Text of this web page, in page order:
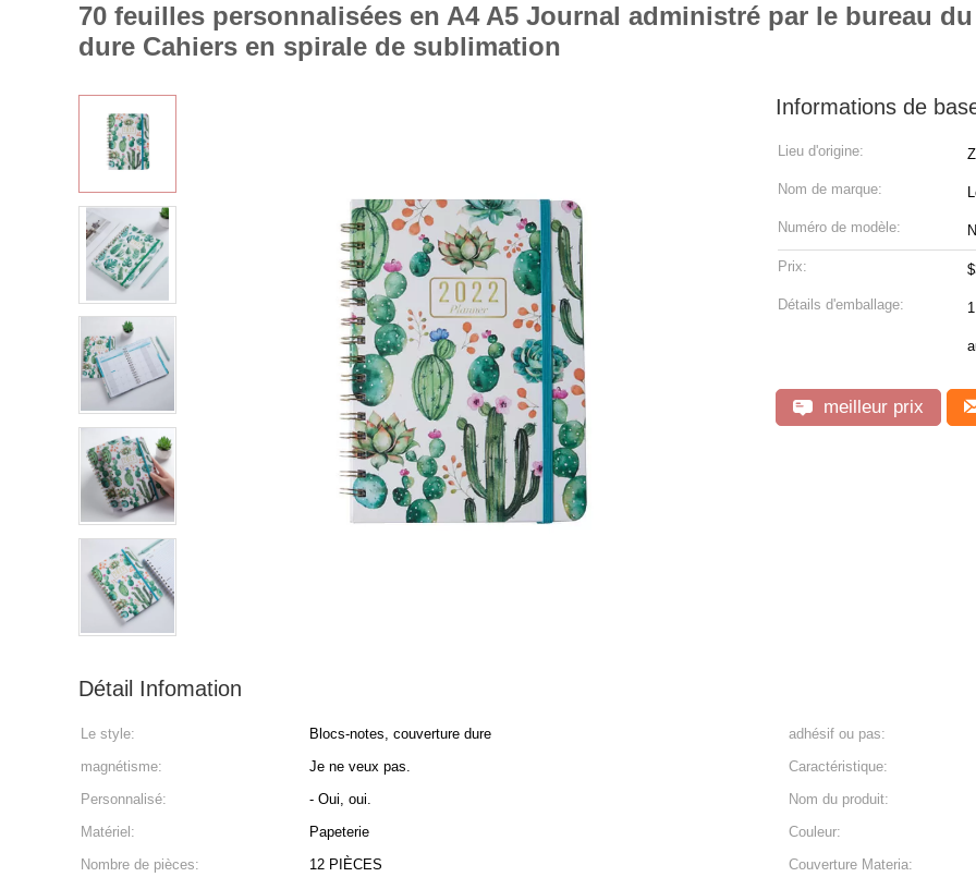
70 feuilles personnalisées en A4 A5 Journal administré par le bureau
dure Cahiers en spirale de sublimation
Informations de
Lieu d'origine:
Nom de marque:
Numéro de modèle:
Prix:
Détails d'emballage: 1 PC
meilleur prix
Détail Infomation
Le style: Blocs-notes, couverture dure adhésif ou pas:
magnétisme:
Je ne veux pas. Caractéristique:
Personnalisé:
- Oui, oui. Nom du produit:
Matériel:
Papeterie Couleur:
Nombre de pièces:
12 PIÈCES Couverture Materia: